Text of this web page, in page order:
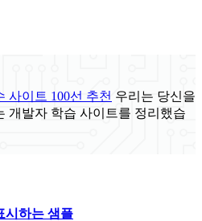
사이트 100선 추천 우리는 당신을
개발자 학습 사이트를 정리했습
시하는 샘플